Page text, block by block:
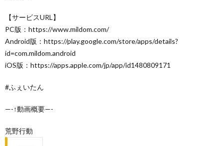
【サービスURL】
PC版：https://www.mildom.com/
Android版：https://play.google.com/store/apps/details?
id=com.mildom.android
iOS版：https://apps.apple.com/jp/app/id1480809171
#ふぇいたん
—-↑動画概要—-
荒野行動